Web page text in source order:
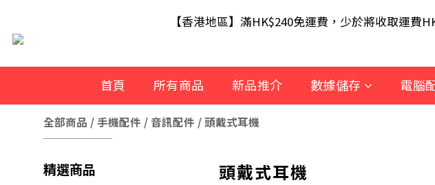
【滿額即送】訂單滿$499 送 USB 無線滑鼠 / 30W
【香港地區】滿HK$240免運費，少於將收取運費
【滿額即送】訂單滿$499 送 USB 無線滑鼠 / 30W
首頁 所有商品 新品推介 數據儲存 電腦
全部商品 /手機配件 / 音訊配件 /頭戴式耳機
精選商品
頭戴式耳機